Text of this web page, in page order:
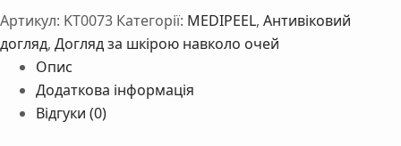
Артикул: KT0073 Категорії: MEDIPEEL, Антивіковий
догляд, Догляд за шкірою навколо очей
Опис
Додаткова інформація
Відгуки (0)